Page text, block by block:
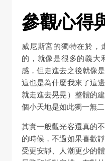
參觀心得
威尼斯宮的獨特在於，
的，就像是很多的義大
感，但走進去之後就像
這也是為什麼我來了這
就走進去晃晃）整體的
個小天地是如此獨一無
其實一般觀光客還真的
的時候，不過如果喜歡
受更安靜、人潮更少的